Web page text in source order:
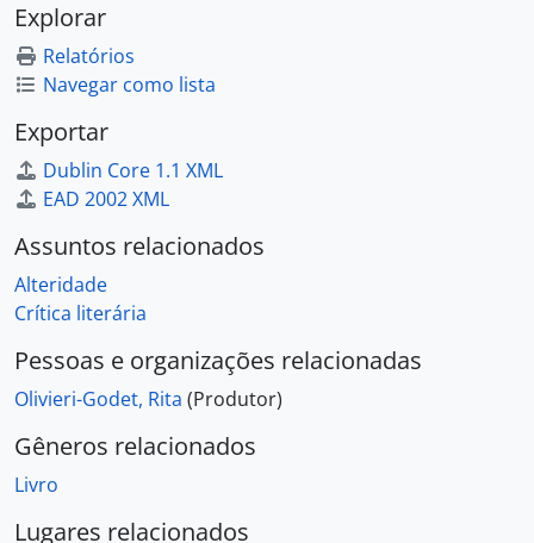
Explorar
Relatórios
Navegar como lista
Exportar
Dublin Core 1.1 XML
EAD 2002 XML
Assuntos relacionados
Alteridade
Crítica literária
Pessoas e organizações relacionadas
Olivieri-Godet, Rita (Produtor)
Gêneros relacionados
Livro
Lugares relacionados